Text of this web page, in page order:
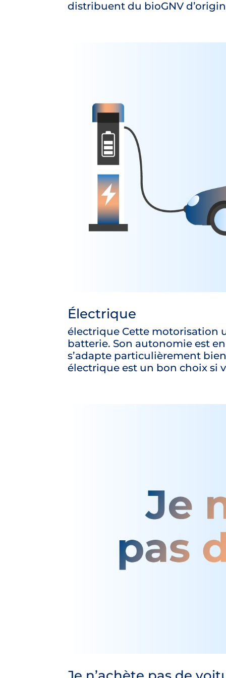
distribuent du bioGNV
Électrique
électrique Cette motorisation
batterie. Son autonomie est
s’adapte particulièrement
électrique est un bon choix si